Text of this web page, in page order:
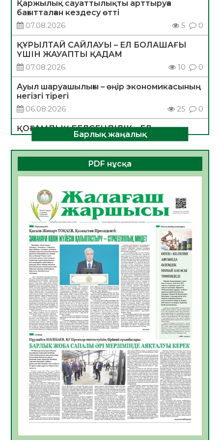
Қаржылық сауаттылықты арттыруға
бағытталған кездесу өтті
07.08.2026
5 0
ҚҰРЫЛТАЙ САЙЛАУЫ – ЕЛ БОЛАШАҒЫ
ҮШІН ЖАУАПТЫ ҚАДАМ
07.08.2026
10 0
Ауыл шаруашылығы – өңір экономикасының
негізгі тірегі
06.08.2026
25 0
ҚОҒАМДЫҚ БЕЛСЕНДІЛІК – ЕЛ
ДАМУЫНЫҢ НЕГІЗІ
06.08.2026
23 0
ҚҰРЫЛТАЙ САЙЛАУЫ – БОЛАШАҚҚА
БАСТАР ЖАУАПТЫ ТАҢДАУ
06.08.2026
Инфекциялық ауруларға қарсы иммундау
жұмыстарының тиімділігі
06.08.2026
27
Көкжөтел ауруы туралы
06.08.2026
24
АПВ вакцинасы туралы мәлімет
06.08.2026
25
Open Air: Қызылорда облысы полиция
департаменті 20 мыңнан астам
көрерменнің қауіпсіздігін қамтамасыз етті
06.08.2026
37
ҚЫЗЫЛОРДАДА «САНАЛЫ ҰРПАҚ –
ЖАРҚЫН БОЛАШАҚ» АТТЫ КЕҢЕЙТІЛГЕН
МӘЖІЛІС ӨТТІ
05.08.2026
37
Қазақстан Орталық Азиядағы көшуге ең
Барлық жаңалық
PDF нұсқа